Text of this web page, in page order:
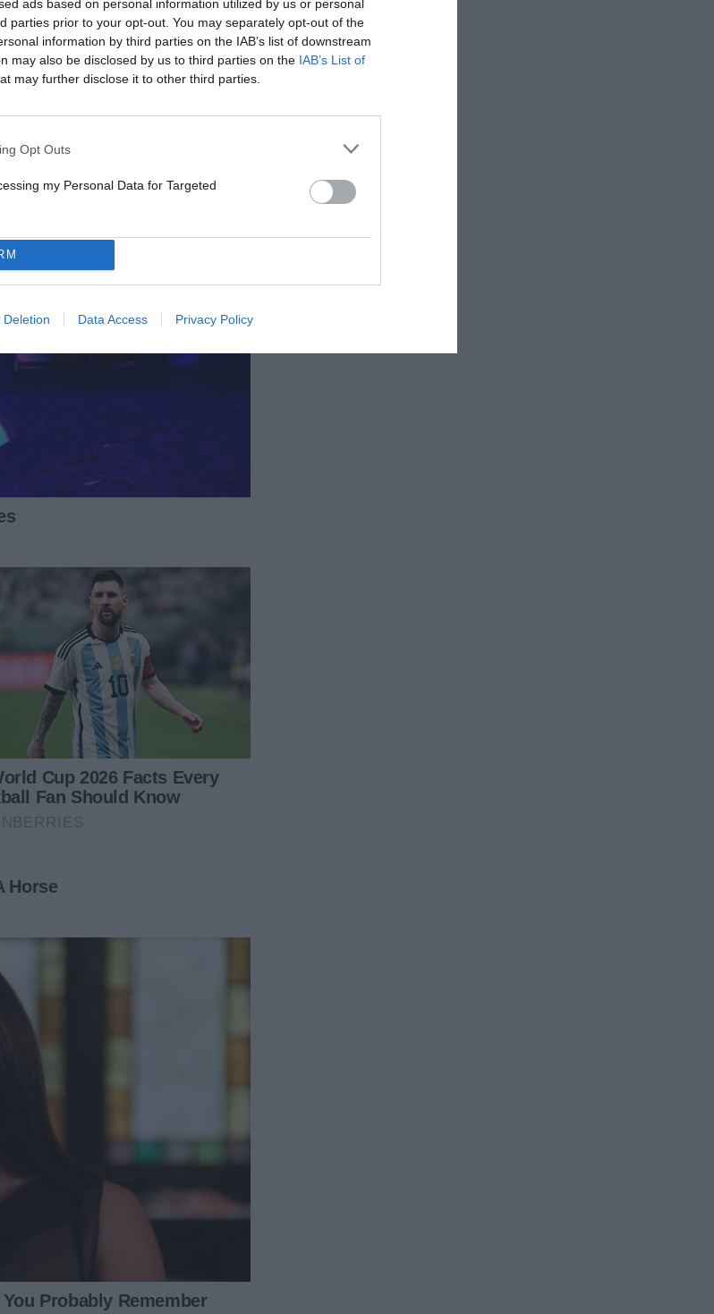
ads based on personal information utilized by us or personal
parties prior to your opt-out. You may separately opt-out of the
information by third parties on the IAB’s list of downstream
may also be disclosed by us to third parties on the IAB’s List of
may further disclose it to other third parties.
Opt Outs
my Personal Data for Targeted
Deletion Data Access Privacy Policy
di Sicilia - Palermo, senti
"Strefezza è un crack per la